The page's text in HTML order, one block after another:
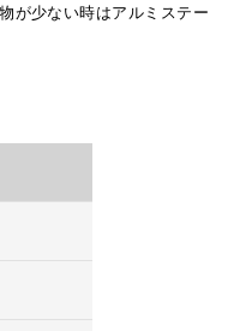
が少ない時はアルミステー